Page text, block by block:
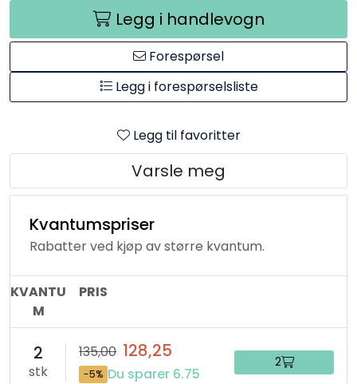
Legg i handlevogn
Forespørsel
Legg i forespørselsliste
Legg til favoritter
Varsle meg
Kvantumspriser
Rabatter ved kjøp av større kvantum.
KVANTU
M
PRIS
2
stk
135,00 128,25
-5% Du sparer 6.75
2